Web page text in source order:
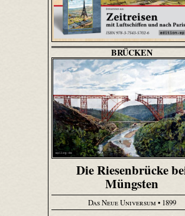
BRÜCKEN
Die Riesenbrücke
Müngsten
Das Neue Universum • 1899